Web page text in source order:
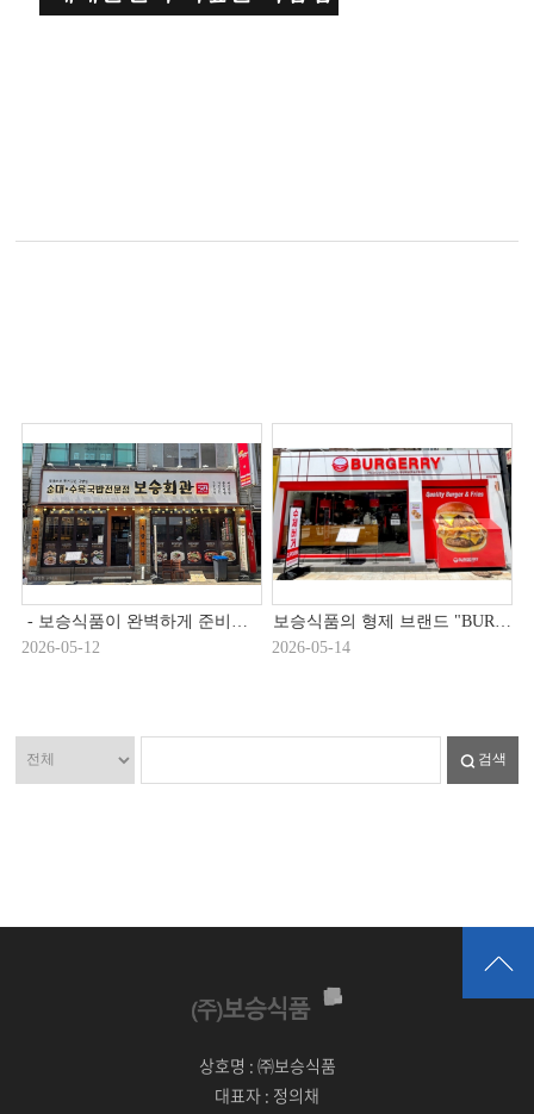
- 보승식품이 완벽하게 준비한 브랜드 국밥전문점
2026-05-12
보승식품의 형제 브랜드 "BURGERRY"
2026-05-14
검색
상호명 : ㈜보승식품
대표자 : 정의채